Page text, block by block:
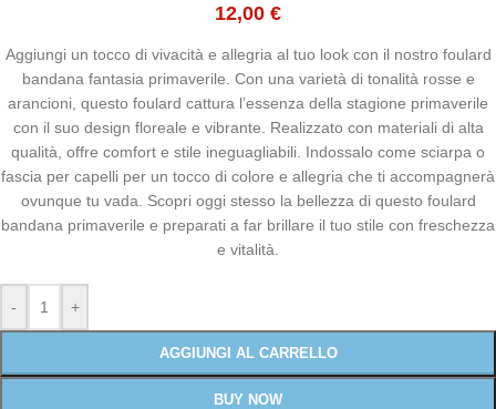
12,00 €
Aggiungi un tocco di vivacità e allegria al tuo look con il nostro foulard
bandana fantasia primaverile. Con una varietà di tonalità rosse e
arancioni, questo foulard cattura l’essenza della stagione primaverile
con il suo design floreale e vibrante. Realizzato con materiali di alta
qualità, offre comfort e stile ineguagliabili. Indossalo come sciarpa o
fascia per capelli per un tocco di colore e allegria che ti accompagnerà
ovunque tu vada. Scopri oggi stesso la bellezza di questo foulard
bandana primaverile e preparati a far brillare il tuo stile con freschezza
e vitalità.
- +
AGGIUNGI AL CARRELLO
BUY NOW